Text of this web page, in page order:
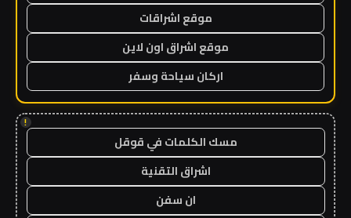
موقع اشراقات
موقع اشراق اون لاين
اركان سياحة وسفر
!
مسك الكلمات في قوقل
اشراق التقنية
ان سفن